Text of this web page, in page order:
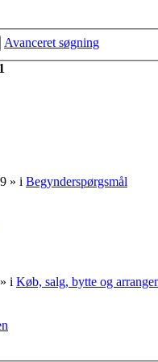
Avanceret søgning
1
» i Begynderspørgsmål
» i Køb, salg, bytte og